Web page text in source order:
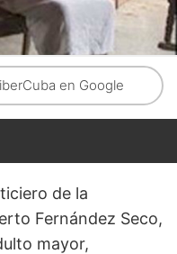
en Google
de la
Fernández Seco,
mayor,